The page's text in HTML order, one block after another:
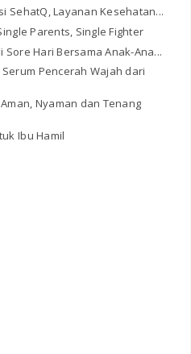
SehatQ, Layanan Kesehatan...
Parents, Single Fighter
Hari Bersama Anak-Ana...
Pencerah Wajah dari
Nyaman dan Tenang
Ibu Hamil